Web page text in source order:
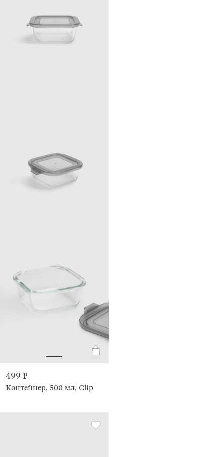
499 ₽
Контейнер, 500 мл, Clip